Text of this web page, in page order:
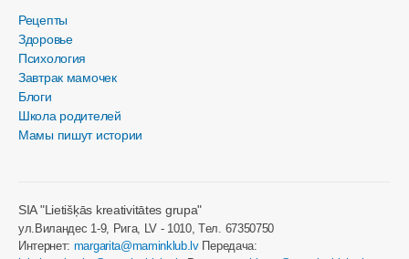
Рецепты
Здоровье
Психология
Завтрак мамочек
Блоги
Школа родителей
Мамы пишут истории
SIA "Lietišķās kreativitātes grupa"
ул.Виландес 1-9, Рига, LV - 1010, Tел. 67350750
Интернет: margarita@maminklub.lvПередача: